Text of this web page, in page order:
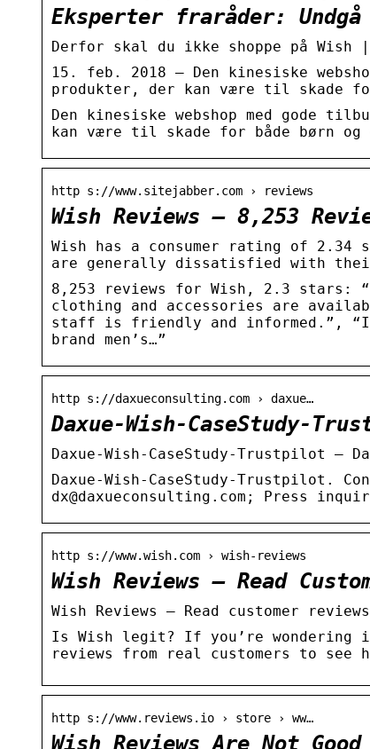
Eksperter fraråder:
Derfor skal du ikke shoppe på Wish
15. feb. 2018 — Den kinesiske
produkter, der kan være til skade
Den kinesiske webshop med gode
kan være til skade for både børn og
http s://www.sitejabber.com › reviews
Wish Reviews – 8,253
Wish has a consumer rating of 2.34
are generally dissatisfied with
8,253 reviews for Wish, 2.3 stars:
clothing and accessories are
staff is friendly and informed.”,
brand men’s…”
http s://daxueconsulting.com › daxue…
Daxue-Wish-CaseStudy-
Daxue-Wish-CaseStudy-Trustpilot –
Daxue-Wish-CaseStudy-Trustpilot.
dx@daxueconsulting.com; Press
http s://www.wish.com › wish-reviews
Wish Reviews – Read
Wish Reviews – Read customer reviews
Is Wish legit? If you’re wondering
reviews from real customers to see
http s://www.reviews.io › store › ww…
Wish Reviews Are Not